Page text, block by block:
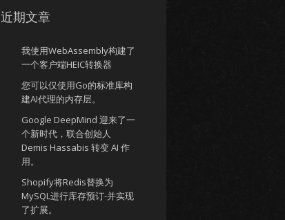
近期文章
我使用WebAssembly构建了
一个客户端HEIC转换器
您可以仅使用Go的标准库构
建AI代理的内存层。
Google DeepMind 迎来了一
个新时代，联合创始人
Demis Hassabis 转变 AI 作
用。
Shopify将Redis替换为
MySQL进行库存预订-并实现
了扩展。